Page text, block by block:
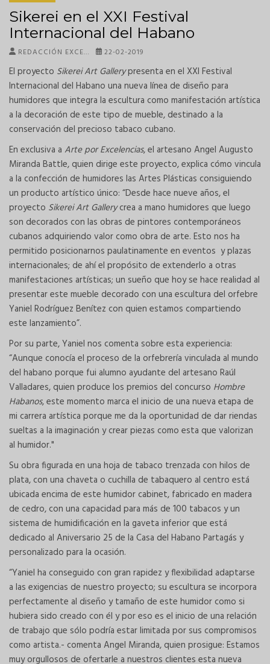
Sikerei en el XXI Festival
Internacional del Habano
REDACCIÓN EXCE… 22-02-2019
El proyecto Sikerei Art Gallerypresenta en el XXI Festival
Internacional del Habano una nueva línea de diseño para
humidores que integra la escultura como manifestación artística
a la decoración de este tipo de mueble, destinado a la
conservación del precioso tabaco cubano.
En exclusiva a Arte por Excelencias, el artesano Angel Augusto
Miranda Battle, quien dirige este proyecto, explica cómo vincula
a la confección de humidores las Artes Plásticas consiguiendo
un producto artístico único: “Desde hace nueve años, el
proyecto Sikerei Art Gallerycrea a mano humidores que luego
son decorados con las obras de pintores contemporáneos
cubanos adquiriendo valor como obra de arte. Esto nos ha
permitido posicionarnos paulatinamente en eventos y plazas
internacionales; de ahí el propósito de extenderlo a otras
manifestaciones artísticas; un sueño que hoy se hace realidad al
presentar este mueble decorado con una escultura del orfebre
Yaniel Rodríguez Benítez con quien estamos compartiendo
este lanzamiento”.
Por su parte, Yaniel nos comenta sobre esta experiencia:
“Aunque conocía el proceso de la orfebrería vinculada al mundo
del habano porque fui alumno ayudante del artesano Raúl
Valladares, quien produce los premios del concurso Hombre
Habanos, este momento marca el inicio de una nueva etapa de
mi carrera artística porque me da la oportunidad de dar riendas
sueltas a la imaginación y crear piezas como esta que valorizan
al humidor."
Su obra figurada en una hoja de tabaco trenzada con hilos de
plata, con una chaveta o cuchilla de tabaquero al centro está
ubicada encima de este humidor cabinet, fabricado en madera
de cedro, con una capacidad para más de 100 tabacos y un
sistema de humidificación en la gaveta inferior que está
dedicado al Aniversario 25 de la Casa del Habano Partagás y
personalizado para la ocasión.
“Yaniel ha conseguido con gran rapidez y flexibilidad adaptarse
a las exigencias de nuestro proyecto; su escultura se incorpora
perfectamente al diseño y tamaño de este humidor como si
hubiera sido creado con él y por eso es el inicio de una relación
de trabajo que sólo podría estar limitada por sus compromisos
como artista.- comenta Angel Miranda, quien prosigue: Estamos
muy orgullosos de ofertarle a nuestros clientes esta nueva